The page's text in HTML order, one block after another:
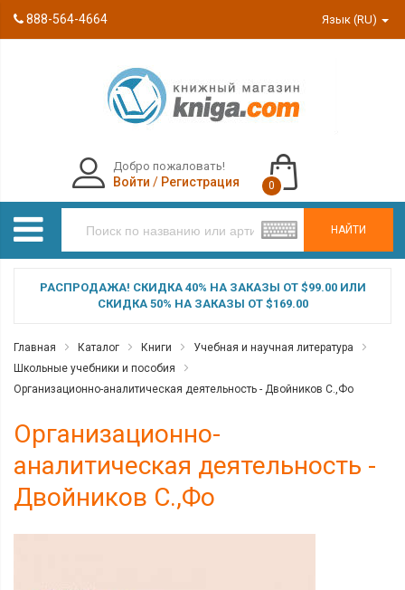
888-564-4664 Язык (RU)
НАЙТИ
Добро пожаловать!
Войти / Регистрация 0
РАСПРОДАЖА! СКИДКА 40% НА ЗАКАЗЫ ОТ $99.00 ИЛИ
СКИДКА 50% НА ЗАКАЗЫ ОТ $169.00
Главная Каталог Книги
Учебная и научная литература
Школьные учебники и пособия
Организационно-аналитическая деятельность - Двойников С.,Фо
Организационно-
аналитическая деятельность -
Двойников С.,Фо